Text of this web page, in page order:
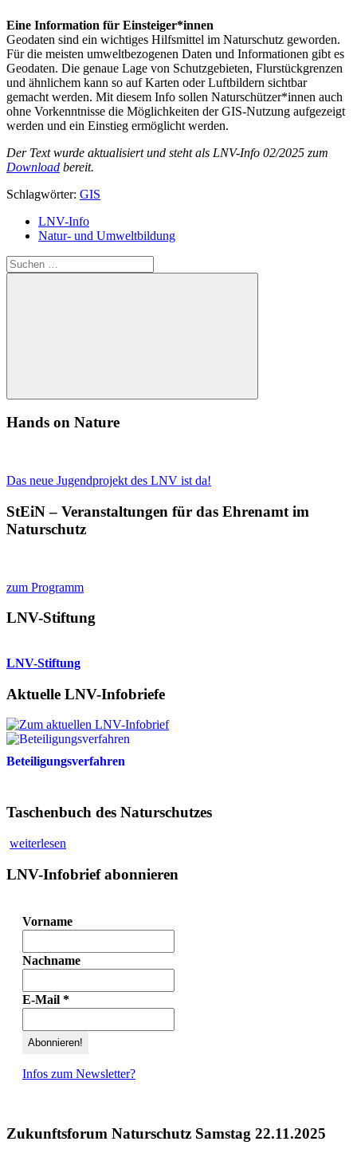
Eine Information für Einsteiger*innen
Geodaten sind ein wichtiges Hilfsmittel im Naturschutz geworden.
Für die meisten umweltbezogenen Daten und Informationen gibt es
Geodaten. Die genaue Lage von Schutzgebieten, Flurstückgrenzen
und ähnlichem kann so auf Karten oder Luftbildern sichtbar
gemacht werden. Mit diesem Info sollen Naturschützer*innen auch
ohne Vorkenntnisse die Möglichkeiten der GIS-Nutzung aufgezeigt
werden und ein Einstieg ermöglicht werden.
Der Text wurde aktualisiert und steht als LNV-Info 02/2025 zum
Download bereit.
Schlagwörter: GIS
LNV-Info
Natur- und Umweltbildung
Suchen
nach:
Suchen
Hands on Nature
Das neue Jugendprojekt des LNV ist da!
StEiN – Veranstaltungen für das Ehrenamt im
Naturschutz
zum Programm
LNV-Stiftung
LNV-Stiftung
Aktuelle LNV-Infobriefe
Beteiligungsverfahren
Taschenbuch des Naturschutzes
weiterlesen
LNV-Infobrief abonnieren
Vorname
Nachname
E-Mail *
Infos zum Newsletter?
Zukunftsforum Naturschutz Samstag 22.11.2025